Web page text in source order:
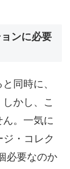
ンに必要
同時に、
かし、こ
。一気に
・コレク
必要なのか